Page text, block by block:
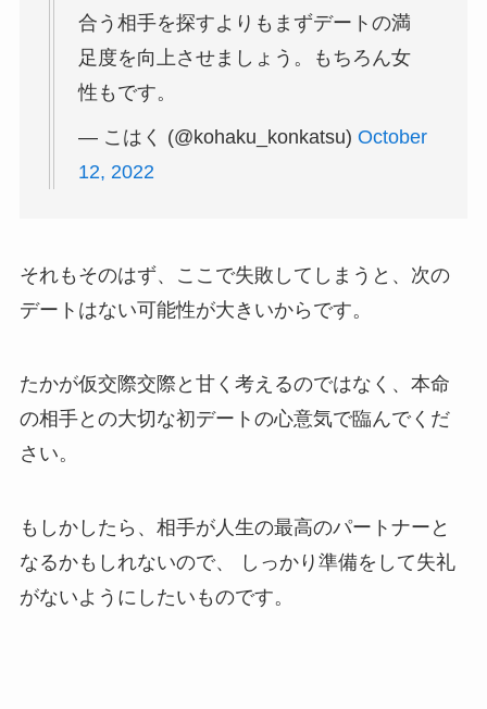
合う相手を探すよりもまずデートの満
足度を向上させましょう。もちろん女
性もです。
— こはく (@kohaku_konkatsu) October
12, 2022
それもそのはず、ここで失敗してしまうと、次の
デートはない可能性が大きいからです。
たかが仮交際交際と甘く考えるのではなく、本命
の相手との大切な初デートの心意気で臨んでくだ
さい。
もしかしたら、相手が人生の最高のパートナーと
なるかもしれないので、 しっかり準備をして失礼
がないようにしたいものです。